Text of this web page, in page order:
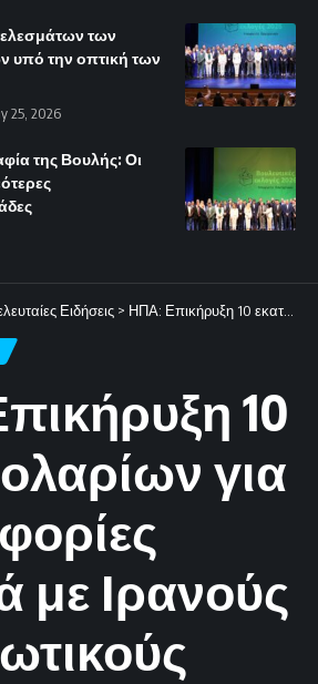
των
υπό την οπτική των
25, 2026
της Βουλής: Οι
Ειδήσεις > ΗΠΑ: Επικήρυξη 10 εκατ. δολαρίων για πληροφορίες σχετικά με Ιρανούς στρατιωτικούς αξιωματούχους
10
για
με Ιρανούς